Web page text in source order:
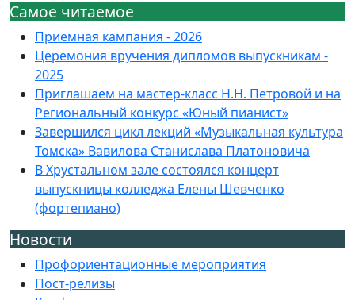
Самое читаемое
Приемная кампания - 2026
Церемония вручения дипломов выпускникам -
2025
Приглашаем на мастер-класс Н.Н. Петровой и на
Региональный конкурс «Юный пианист»
Завершился цикл лекций «Музыкальная культура
Томска» Вавилова Станислава Платоновича
В Хрустальном зале состоялся концерт
выпускницы колледжа Елены Шевченко
(фортепиано)
Новости
Профориентационные мероприятия
Пост-релизы